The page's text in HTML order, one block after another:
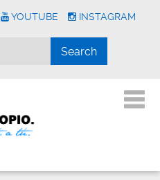
YOUTUBE INSTAGRAM